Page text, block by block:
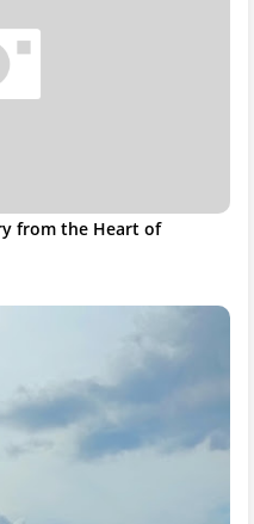
from the Heart of